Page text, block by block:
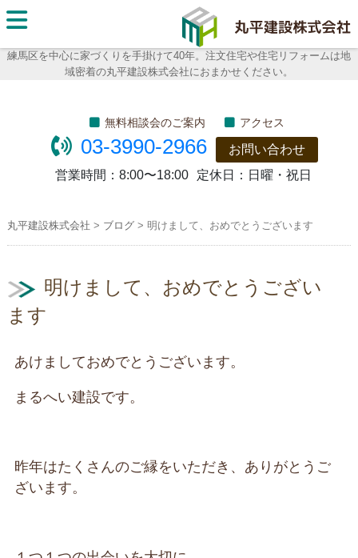
練馬区を中心に家づくりを手掛けて40年。注文住宅や住宅リフォームは地
域密着の丸平建設株式会社におまかせください。
丸平建
設株式
無料相談会のご案内 アクセス
03-3990-2966
お問い合わせ
営業時間： 8:00〜18:00 定休日： 日曜・祝日
丸平建設株式会社 > ブログ> 明けまして、おめでとうございます
明けまして、おめでとうござい
ます
あけましておめでとうございます。
まるへい建設です。
昨年はたくさんのご縁をいただき、ありがとうご
ざいます。